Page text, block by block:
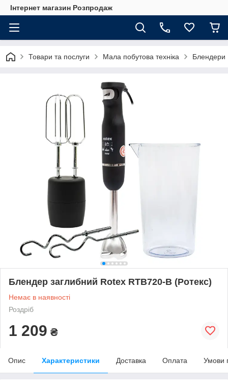
Інтернет магазин Розпродаж
Товари та послуги Мала побутова техніка Блендери
Блендер заглибний Rotex RTB720-B (Ротекс)
Немає в наявності
Роздріб
1 209 ₴
Опис Характеристики Доставка Оплата Умови